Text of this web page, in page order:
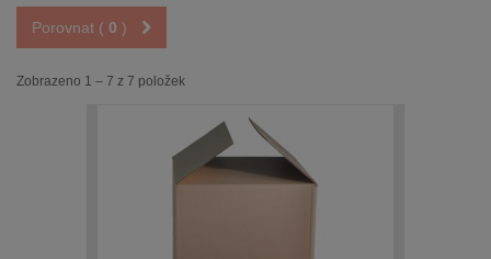
Porovnat ( 0 )
Zobrazeno 1 – 7 z 7 položek